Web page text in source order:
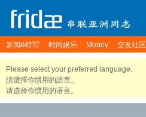
新闻&特写 时尚娱乐 Money 交友社区
Please select your preferred language.
請選擇你慣用的語言。
请选择你惯用的语言。